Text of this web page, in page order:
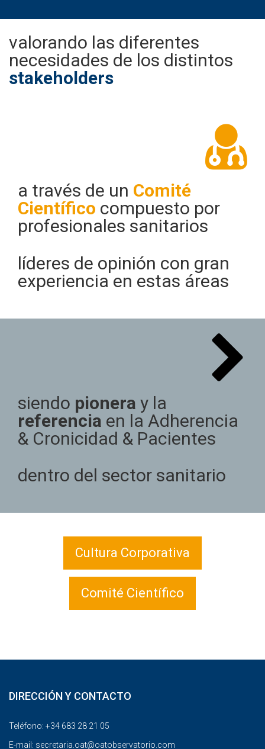
valorando las diferentes
necesidades de los distintos
stakeholders
a través de un Comité
Científico compuesto por
profesionales sanitarios
líderes de opinión con gran
experiencia en estas áreas
siendo pionera y la
referencia en la Adherencia
& Cronicidad & Pacientes
dentro del sector sanitario
Cultura Corporativa
Comité Científico
DIRECCIÓN Y CONTACTO
Teléfono: +34 683 28 21 05
E-mail: secretaria.oat@oatobservatorio.com